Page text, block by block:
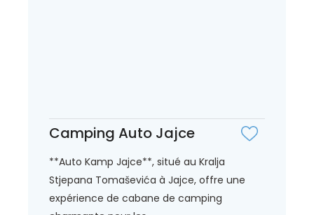
Camping Auto Jajce
**Auto Kamp Jajce**, situé au Kralja
Stjepana Tomaševića à Jajce, offre une
expérience de cabane de camping